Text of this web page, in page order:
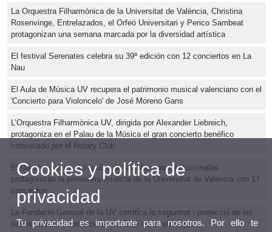
La Orquestra Filharmònica de la Universitat de València, Christina
Rosenvinge, Entrelazados, el Orfeó Universitari y Perico Sambeat
protagonizan una semana marcada por la diversidad artística
El festival Serenates celebra su 39ª edición con 12 conciertos en La
Nau
El Aula de Música UV recupera el patrimonio musical valenciano con el
'Concierto para Violoncelo' de José Moreno Gans
L’Orquestra Filharmònica UV, dirigida por Alexander Liebreich,
protagoniza en el Palau de la Música el gran concierto benéfico
convocado por el Rotary Club
El talento joven y el impulso de las alianzas institucionales
protagonizan la primavera musical de la Universitat de València con 17
conciertos
La Fundació General de la UV certifica la seguretat i protecció de les
seues dades i informació amb l’ENS de nivell mitjà
Cookies y política de
privacidad
Tu privacidad es importante para nosotros. Por ello te